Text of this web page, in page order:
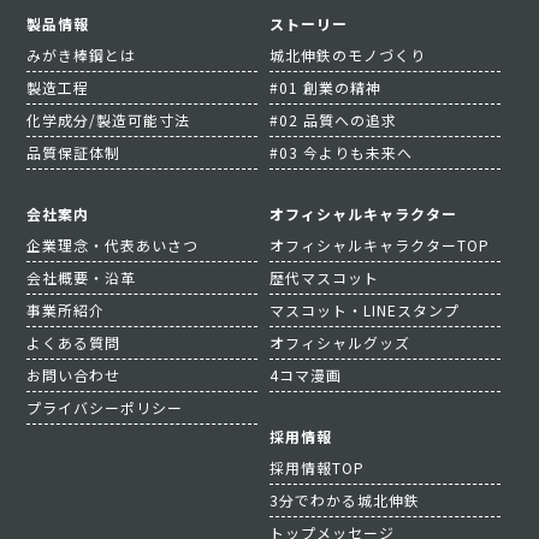
製品情報
みがき棒鋼とは
製造工程
化学成分/製造可能寸法
品質保証体制
ストーリー
城北伸鉄のモノづくり
#01 創業の精神
#02 品質への追求
#03 今よりも未来へ
会社案内
企業理念・代表あいさつ
会社概要・沿革
事業所紹介
よくある質問
お問い合わせ
プライバシーポリシー
オフィシャルキャラクター
オフィシャルキャラクターTOP
歴代マスコット
マスコット・LINEスタンプ
オフィシャルグッズ
4コマ漫画
採用情報
採用情報TOP
3分でわかる城北伸鉄
トップメッセージ